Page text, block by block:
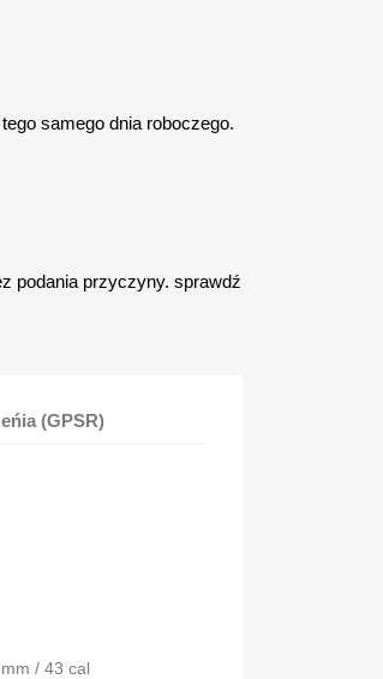
samego dnia roboczego.
podania przyczyny. sprawdź
(GPSR)
/ 43 cal